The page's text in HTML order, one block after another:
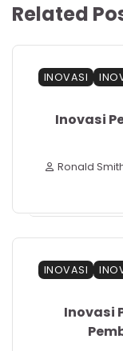
Related
INOVASI
Inovasi
Ronald
INOVASI
Inovasi